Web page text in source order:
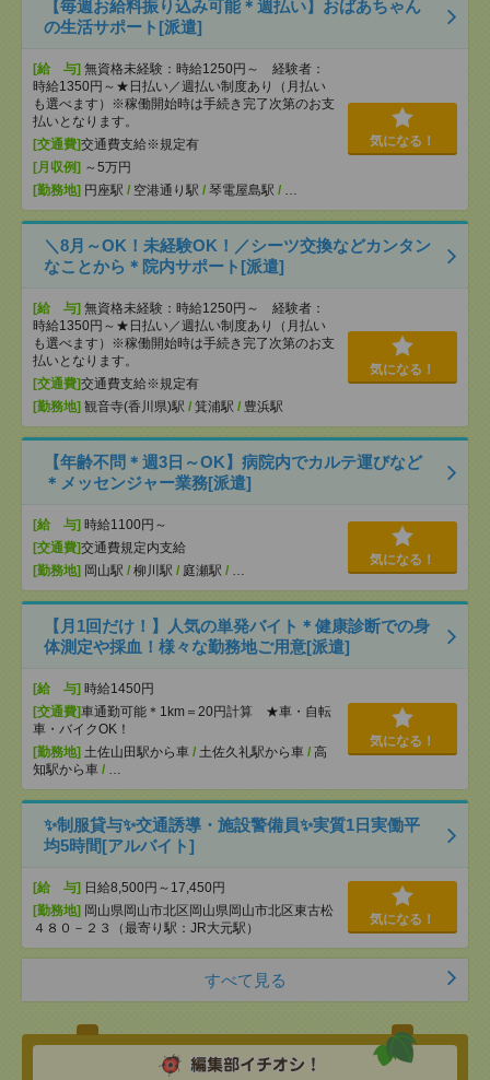
【毎週お給料振り込み可能＊週払い】おばあちゃん
の生活サポート[派遣]
[給 与] 無資格未経験：時給1250円～ 経験者：
時給1350円～★日払い／週払い制度あり（月払い
も選べます）※稼働開始時は手続き完了次第のお支
払いとなります。
[交通費]交通費支給※規定有
[月収例] ～5万円
[勤務地] 円座駅 / 空港通り駅 / 琴電屋島駅 /
気になる！
＼8月～OK！未経験OK！／シーツ交換などカンタン
なことから＊院内サポート[派遣]
[給 与] 無資格未経験：時給1250円～ 経験者：
時給1350円～★日払い／週払い制度あり（月払い
も選べます）※稼働開始時は手続き完了次第のお支
払いとなります。
[交通費]交通費支給※規定有
[勤務地] 観音寺(香川県)駅 / 箕浦駅 / 豊浜駅
気になる！
【年齢不問＊週3日～OK】病院内でカルテ運びなど
＊メッセンジャー業務[派遣]
[給 与] 時給1100円～
[交通費]交通費規定内支給
[勤務地] 岡山駅 / 柳川駅 / 庭瀬駅 /
気になる！
【月1回だけ！】人気の単発バイト＊健康診断での身
体測定や採血！様々な勤務地ご用意[派遣]
[給 与] 時給1450円
[交通費]車通勤可能＊1km＝20円計算 ★車・自転
車・バイクOK！
[勤務地] 土佐山田駅から車 / 土佐久礼駅から車 / 高
知駅から車 /
気になる！
✨制服貸与✨交通誘導・施設警備員✨実質1日実働平
均5時間[アルバイト]
[給 与] 日給8,500円～17,450円
[勤務地] 岡山県岡山市北区岡山県岡山市北区東古松
４８０－２３（最寄り駅：JR大元駅）
気になる！
すべて見る